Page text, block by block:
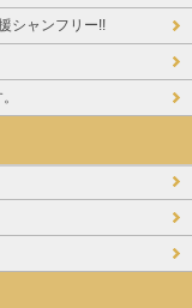
シャンフリー!!